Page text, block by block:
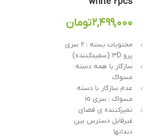
۲,۴۹۹,۰۰۰تومان
محتویات بسته : 2 سری
پرو 3D (سفیدکننده)
سازگار با همه دسته
مسواک
عدم سازگار با دسته
مسواک : سری io
تمیزکننده ی فضای
غیرقابل دسترس بین
دندانها